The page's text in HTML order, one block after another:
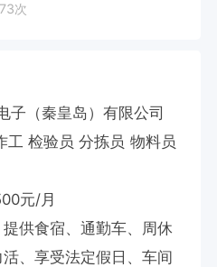
次
子（秦皇岛）有限公司
工 检验员 分拣员 物料员
元/月
供食宿、通勤车、周休
、享受法定假日、车间